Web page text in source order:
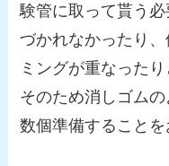
験管に取って貰う
づかれなかったり
ミングが重なった
そのため消しゴム
数個準備することを